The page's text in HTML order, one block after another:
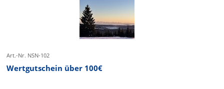
Art.-Nr. NSN-102
Wertgutschein über 100€